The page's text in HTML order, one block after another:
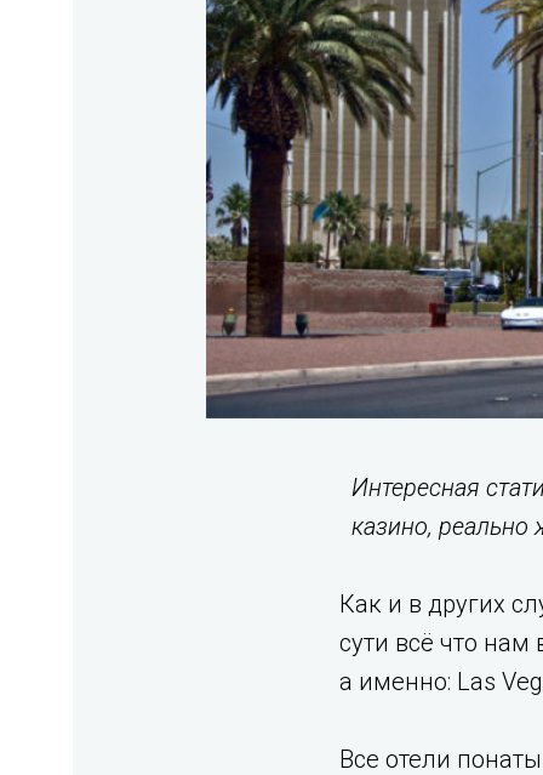
Интересная
казино, реально
Как и в других
сути всё что
а именно: Las
Все отели